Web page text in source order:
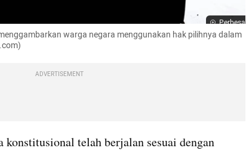
Perbesar
warga negara menggunakan hak pilihnya dalam
ADVERTISEMENT
konstitusional telah berjalan sesuai dengan